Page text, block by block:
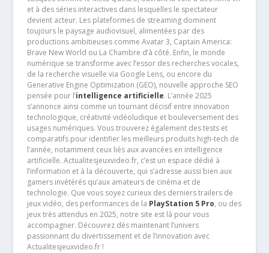
et à des séries interactives dans lesquelles le spectateur
devient acteur. Les plateformes de streaming dominent
toujours le paysage audiovisuel, alimentées par des
productions ambitieuses comme Avatar 3, Captain America:
Brave New World ou La Chambre d’à côté. Enfin, le monde
numérique se transforme avec l’essor des recherches vocales,
de la recherche visuelle via Google Lens, ou encore du
Generative Engine Optimization (GEO), nouvelle approche SEO
pensée pour l’intelligence artificielle. L’année 2025
s’annonce ainsi comme un tournant décisif entre innovation
technologique, créativité vidéoludique et bouleversement des
usages numériques. Vous trouverez également des tests et
comparatifs pour identifier les meilleurs produits high-tech de
l’année, notamment ceux liés aux avancées en intelligence
artificielle. Actualitesjeuxvideo.fr, c’est un espace dédié à
l’information et à la découverte, qui s’adresse aussi bien aux
gamers invétérés qu’aux amateurs de cinéma et de
technologie. Que vous soyez curieux des derniers trailers de
jeux vidéo, des performances de la PlayStation 5 Pro, ou des
jeux très attendus en 2025, notre site est là pour vous
accompagner. Découvrez dès maintenant l’univers
passionnant du divertissement et de l’innovation avec
Actualitesjeuxvideo.fr !